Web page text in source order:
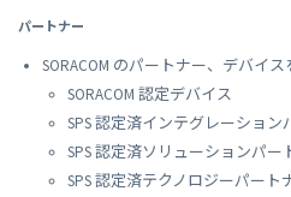
パートナー
SORACOM のパートナー、デバイス
SORACOM 認定デバイス
SPS 認定済インテグレーション
SPS 認定済ソリューションパー
SPS 認定済テクノロジーパート